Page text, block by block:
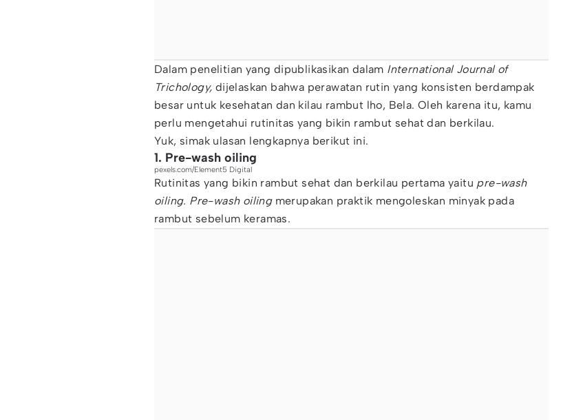
Dalam penelitian yang dipublikasikan dalam International Journal of
Trichology, dijelaskan bahwa perawatan rutin yang konsisten berdampak
besar untuk kesehatan dan kilau rambut lho, Bela. Oleh karena itu, kamu
perlu mengetahui rutinitas yang bikin rambut sehat dan berkilau.
Yuk, simak ulasan lengkapnya berikut ini.
1. Pre-wash oiling
pexels.com/Element5 Digital
Rutinitas yang bikin rambut sehat dan berkilau pertama yaitu pre-wash
oiling. Pre-wash oilingmerupakan praktik mengoleskan minyak pada
rambut sebelum keramas.